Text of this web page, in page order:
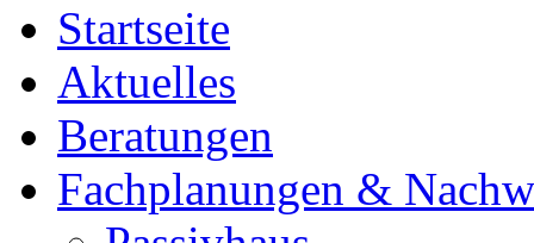
Startseite
Aktuelles
Beratungen
Fachplanungen &